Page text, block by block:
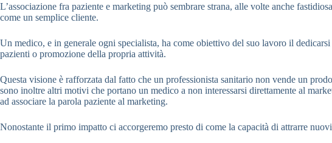
L’associazione fra paziente e marketing può sembrare strana, alle volte anche
come un semplice cliente.
Un medico, e in generale ogni specialista, ha come obiettivo del suo lavoro il
pazienti o promozione della propria attività.
Questa visione è rafforzata dal fatto che un professionista sanitario non vende un
sono inoltre altri motivi che portano un medico a non interessarsi direttamente al
ad associare la parola paziente al marketing.
Nonostante il primo impatto ci accorgeremo presto di come la capacità di attrarre